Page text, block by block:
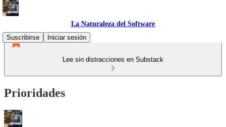
La Naturaleza del Software
Suscribirse
Iniciar sesión
Lee sin distracciones en Substack
Prioridades